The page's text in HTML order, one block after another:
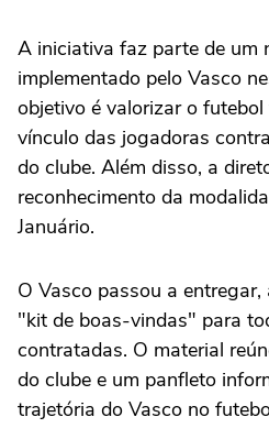
A iniciativa faz parte de um
implementado pelo Vasco
objetivo é valorizar o
vínculo das jogadoras
do clube. Além disso, a
reconhecimento da
Januário.
O Vasco passou a
"kit de boas-vindas" para
contratadas. O material
do clube e um panfleto
trajetória do Vasco no